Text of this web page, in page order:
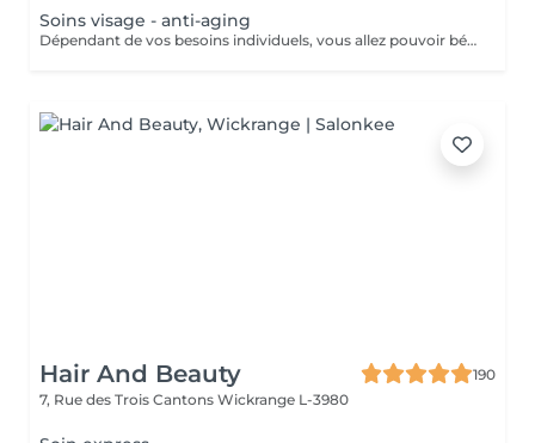
Soins visage - anti-aging
Dépendant de vos besoins individuels, vous allez pouvoir bénéficier de soins adaptés à votre type de peau. Le prix va ensuite varier dépendant du soin finalement prèsté : - Pre-aging : Commencez la lute anti-âge contre les rides et les ridules très tôt avec des isoflavones naturelles (à partir de 110 euros) - Anti-Aging : Traitement en profondeur contre les radicaux libres, la déshydratation et le relachement cutané (à partir de 130 euros) - Anti-Aging de luxe : Soin anti-âge raffermissant et remodelant pour les plus peaux très exigeantes (à partir de 150 euros)
Hair And Beauty
190
7, Rue des Trois Cantons Wickrange L-3980